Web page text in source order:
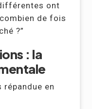
ont
de fois
?”
: la
répandue en